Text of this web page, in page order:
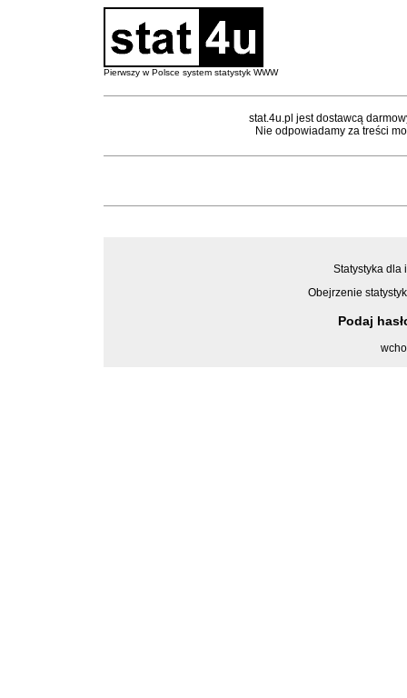
Pierwszy w Polsce system statystyk WWW
stat.4u.pl jest dostawcą
Nie odpowiadamy za treści
Statystyka dla
Obejrzenie
Podaj